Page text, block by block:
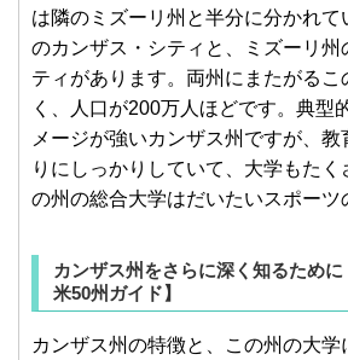
は隣のミズーリ州と半分に分かれて
のカンザス・シティと、ミズーリ州
ティがあります。両州にまたがるこ
く、人口が200万人ほどです。典型
メージが強いカンザス州ですが、
りにしっかりしていて、大学もたく
の州の総合大学はだいたいスポーツ
カンザス州をさらに深く知るため
米50州ガイド】
カンザス州の特徴と、この州の大学